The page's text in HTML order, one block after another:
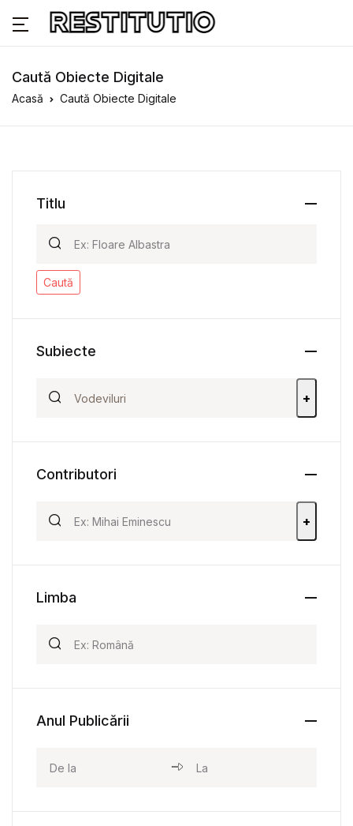
Caută Obiecte Digitale
Acasă Caută Obiecte Digitale
Titlu
Caută
Subiecte
+
Contributori
+
Limba
Anul Publicării